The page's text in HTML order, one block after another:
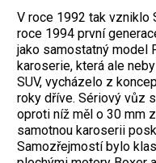
V roce 1992 tak vzniklo
roce 1994 první
jako samostatný model
karoserie, která ale
SUV, vycházelo z
roky dříve. Sériový vůz
oproti níž měl o 30 mm
samotnou karoserii
Samozřejmostí bylo